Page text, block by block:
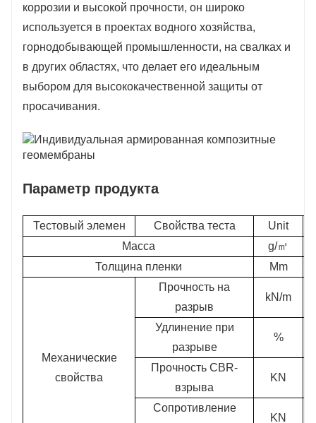
коррозии и высокой прочности, он широко
используется в проектах водного хозяйства,
горнодобывающей промышленности, на свалках и
в других областях, что делает его идеальным
выбором для высококачественной защиты от
просачивания.
Параметр продукта
Тестовый элемен Свойства теста Unit
Масса
g/㎡
Толщина пленки
Mm
Механические
свойства
Прочность на
разрыв
kN/m
Удлинение при
разрыве
%
Прочность CBR-
взрыва
KN
Сопротивление
KN